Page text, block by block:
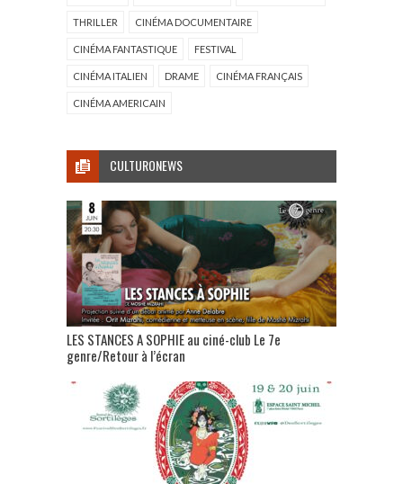
THRILLER CINÉMA DOCUMENTAIRE
CINÉMA FANTASTIQUE FESTIVAL
CINÉMA ITALIEN DRAME CINÉMA FRANÇAIS
CINÉMA AMERICAIN
CULTURONEWS
LES STANCES A SOPHIE au ciné-club Le 7e
genre/Retour à l’écran